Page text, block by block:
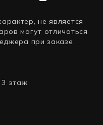
не является
могут отличаться
при заказе.
этаж